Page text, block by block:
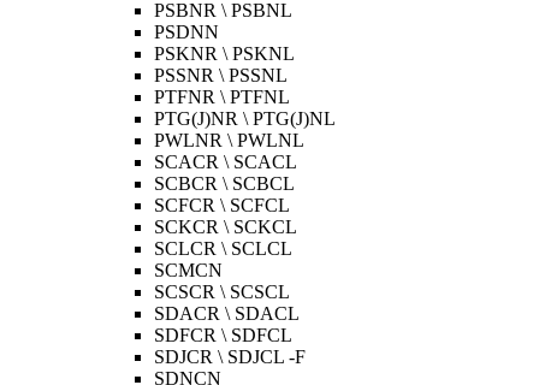
PSBNR \ PSBNL
PSDNN
PSKNR \ PSKNL
PSSNR \ PSSNL
PTFNR \ PTFNL
PTG(J)NR \ PTG(J)NL
PWLNR \ PWLNL
SCACR \ SCACL
SCBCR \ SCBCL
SCFCR \ SCFCL
SCKCR \ SCKCL
SCLCR \ SCLCL
SCMCN
SCSCR \ SCSCL
SDACR \ SDACL
SDFCR \ SDFCL
SDJCR \ SDJCL -F
SDNCN